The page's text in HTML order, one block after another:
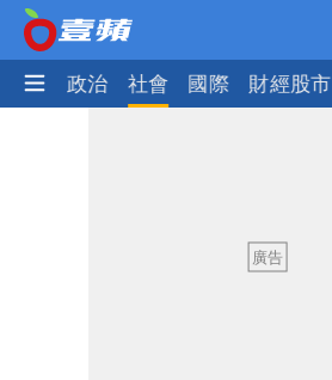
生活 政治 社會 國際 財經股市
「終於能交代」 捐
白海豚颱風逼近！鄭